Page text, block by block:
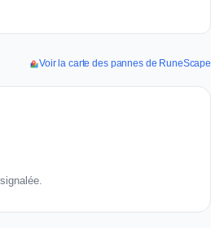
Voir la carte des pannes de RuneScape